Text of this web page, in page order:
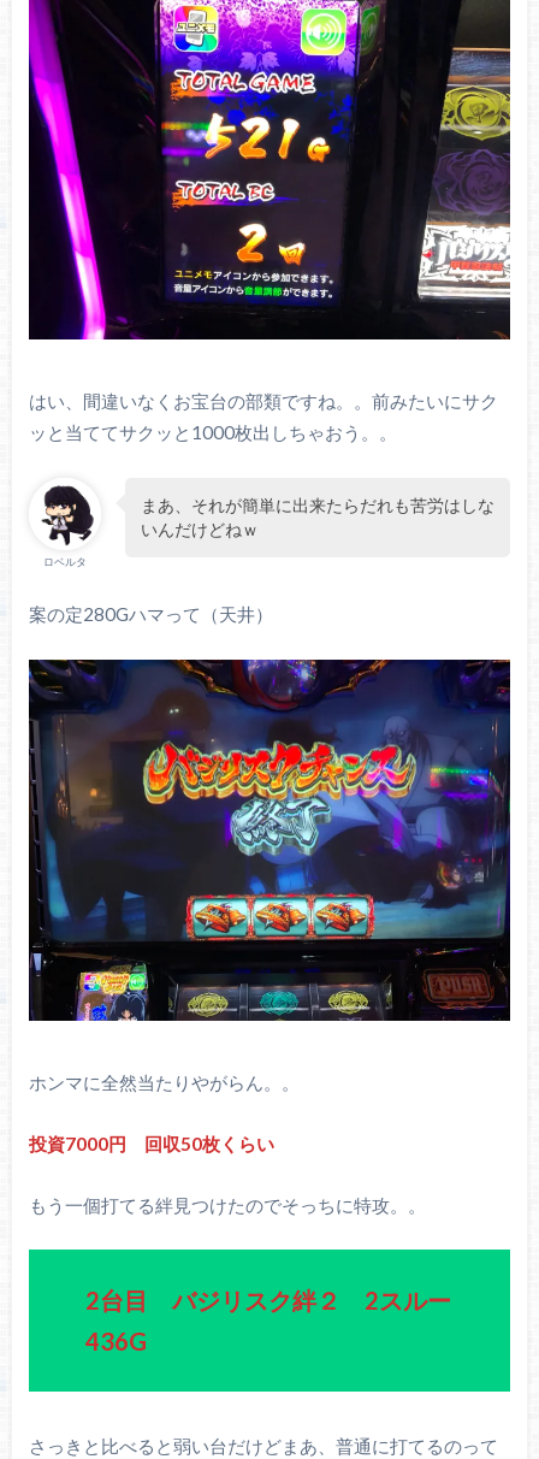
はい、間違いなくお宝台の部類ですね。。前みたいにサク
ッと当ててサクッと1000枚出しちゃおう。。
ロベルタ
まあ、それが簡単に出来たらだれも苦労はしな
いんだけどねｗ
案の定280Gハマって（天井）
ホンマに全然当たりやがらん。。
投資7000円 回収50枚くらい
もう一個打てる絆見つけたのでそっちに特攻。。
2台目 バジリスク絆２ 2スルー
436G
さっきと比べると弱い台だけどまあ、普通に打てるのって